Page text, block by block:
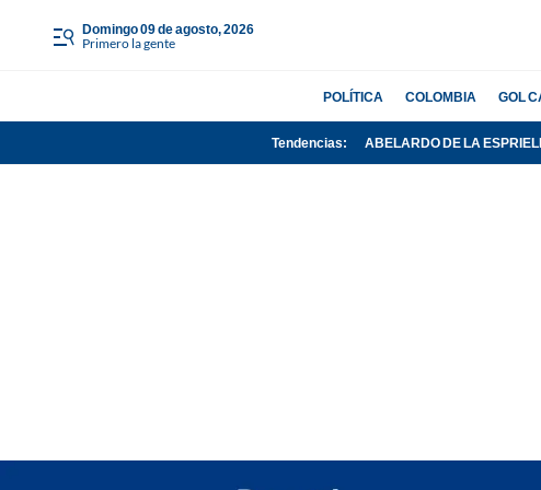
domingo 09 de agosto, 2026
Primero la gente
POLÍTICA COLOMBIA GOL
Tendencias: ABELARDO DE LA